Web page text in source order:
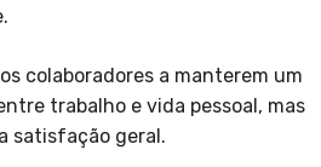
colaboradores a manterem um
trabalho e vida pessoal, mas
satisfação geral.